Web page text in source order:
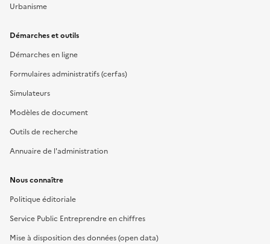
Urbanisme
Démarches et outils
Démarches en ligne
Formulaires administratifs (cerfas)
Simulateurs
Modèles de document
Outils de recherche
Annuaire de l'administration
Nous connaître
Politique éditoriale
Service Public Entreprendre en chiffres
Mise à disposition des données (open data)